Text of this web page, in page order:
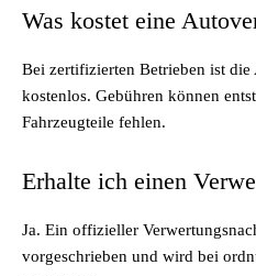
Was kostet eine
Bei zertifizierten Betrieben ist
kostenlos. Gebühren können
Fahrzeugteile fehlen.
Erhalte ich einen
Ja. Ein offizieller
vorgeschrieben und wird bei